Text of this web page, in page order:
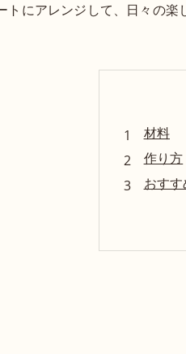
トにアレンジして、日々の
材料
作り方
おす